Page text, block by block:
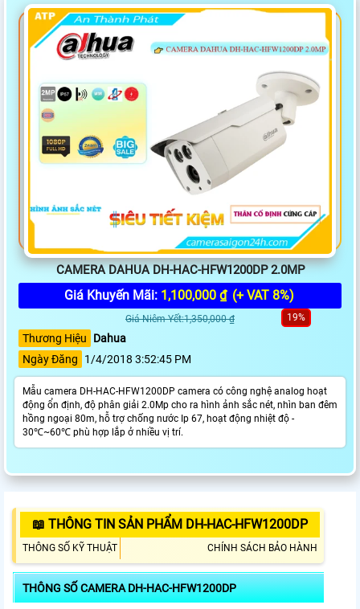
CAMERA DAHUA DH-HAC-HFW1200DP 2.0MP
Giá Khuyến Mãi: 1,100,000 ₫ (+ VAT 8%)
Giá Niêm Yết:1,350,000 ₫ 19%
Thương Hiệu
Dahua
Ngày Đăng
1/4/2018 3:52:45 PM
Mẫu camera DH-HAC-HFW1200DP camera có công nghệ analog hoạt
động ổn định, độ phân giải 2.0Mp cho ra hình ảnh sắc nét, nhìn ban đêm
hồng ngoại 80m, hỗ trợ chống nước Ip 67, hoạt động nhiệt độ -
30℃~60℃ phù hợp lắp ở nhiều vị trí.
📖 THÔNG TIN SẢN PHẨM DH-HAC-HFW1200DP
THÔNG SỐ KỸ THUẬT CHÍNH SÁCH BẢO HÀNH
THÔNG SỐ CAMERA DH-HAC-HFW1200DP